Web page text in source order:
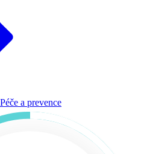
a prevence